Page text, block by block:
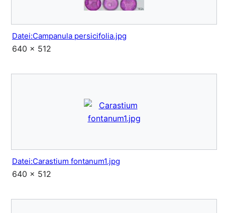
Datei:Campanula persicifolia.jpg
640 × 512
Datei:Carastium fontanum1.jpg
640 × 512